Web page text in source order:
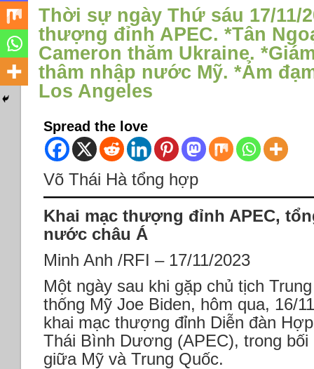
Thời sự ngày Thứ sáu 17/11/
thượng đỉnh APEC. *Tân
Cameron thăm Ukraine.
thâm nhập nước Mỹ. *Ảm
Los Angeles
Spread the love
Võ Thái Hà tổng hợp
Khai mạc thượng đỉnh APEC,
nước châu Á
Minh Anh /RFI – 17/11/2023
Một ngày sau khi gặp chủ tịch
thống Mỹ Joe Biden, hôm qua, 16/
khai mạc thượng đỉnh Diễn đàn
Thái Bình Dương (APEC), trong bối
giữa Mỹ và Trung Quốc.